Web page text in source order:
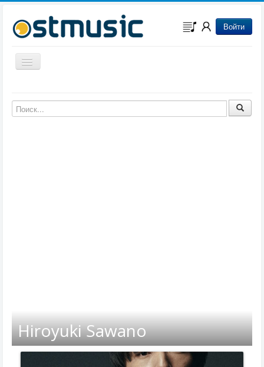
Войти
Включить/выключить навигацию
Музыка из мультфильмов
Музыка из сериалов
Hiroyuki Sawano